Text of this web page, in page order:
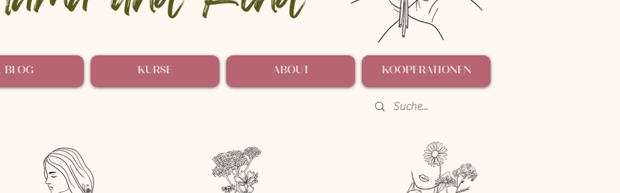
BLOG KURSE ABOUT KOOPERATIONEN